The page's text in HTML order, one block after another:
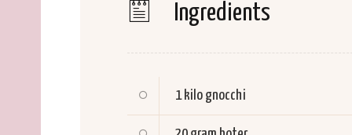
Ingredients
1 kilo gnocchi